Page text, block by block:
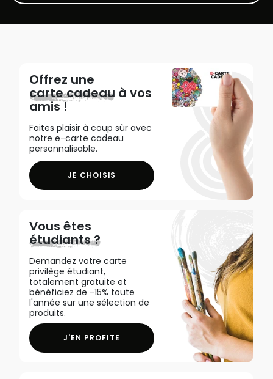
Offrez une
carte cadeau à vos
amis !
Faites plaisir à coup sûr avec
notre e-carte cadeau
personnalisable.
JE CHOISIS
Vous êtes
étudiants ?
Demandez votre carte
privilège étudiant,
totalement gratuite et
bénéficiez de -15% toute
l'année sur une sélection de
produits.
J'EN PROFITE